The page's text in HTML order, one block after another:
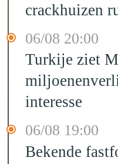
crackhuizen
06/08 20:00
Turkije ziet
interesse
06/08 19:00
Bekende